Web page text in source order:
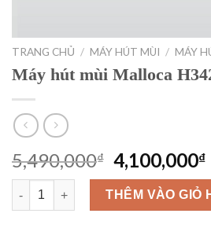
TRANG CHỦ / MÁY HÚT MÙI / MÁY
Máy hút mùi Malloca
5,490,000₫ Giá
gốc
là:
5,490,000₫.
4,100,000₫
Máy hút mùi Malloca H342.6 TC số
THÊM VÀO GIỎ